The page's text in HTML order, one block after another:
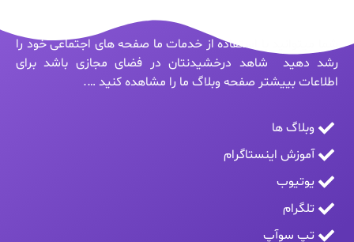
شما میتوانید با استفاده از خدمات ما صفحه های اجتماعی خود را
رشد دهید شاهد درخشیدنتان در فضای مجازی باشد برای
اطلاعات بییشتر صفحه وبلاگ ما را مشاهده کنید ….
وبلاگ ها
آموزش اینستاگرام
یوتیوب
تلگرام
تپ سوآپ